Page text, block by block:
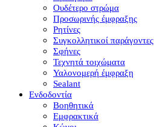
Ουδέτερο στρώμα
Προσωρινής έμφραξης
Ρητίνες
Συγκολλητικοί παράγοντες
Σφήνες
Τεχνητά τοιχώματα
Υαλονομερή έμφραξη
Sealant
Ενδοδοντία
Βοηθητικά
Εμφρακτικά